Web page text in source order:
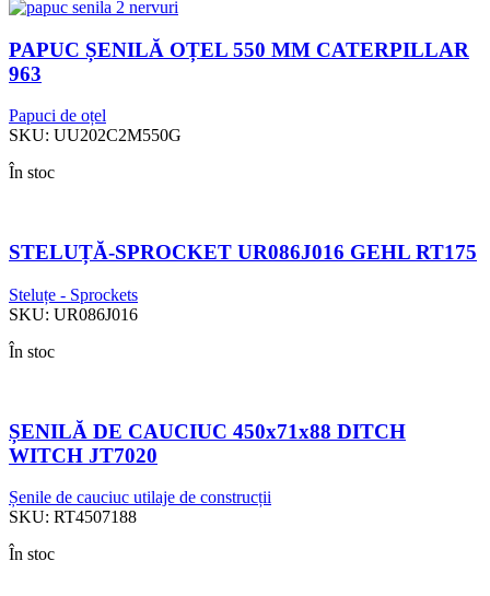
PAPUC ȘENILĂ OȚEL 550 MM CATERPILLAR
963
Papuci de oțel
SKU: UU202C2M550G
În stoc
STELUȚĂ-SPROCKET UR086J016 GEHL RT175
Steluțe - Sprockets
SKU: UR086J016
În stoc
ȘENILĂ DE CAUCIUC 450x71x88 DITCH
WITCH JT7020
Șenile de cauciuc utilaje de construcții
SKU: RT4507188
În stoc